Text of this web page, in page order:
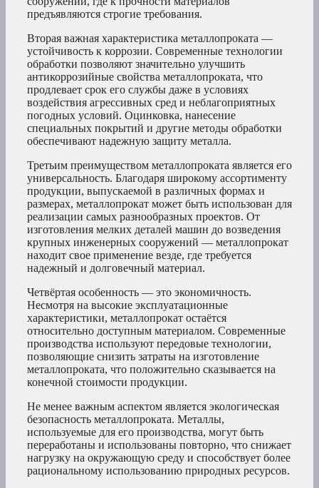
предъявляются строгие требования.
Вторая важная характеристика металлопроката —
устойчивость к коррозии. Современные технологии
обработки позволяют значительно улучшить
антикоррозийные свойства металлопроката, что
продлевает срок его службы даже в условиях
воздействия агрессивных сред и неблагоприятных
погодных условий. Оцинковка, нанесение
специальных покрытий и другие методы обработки
обеспечивают надежную защиту металла.
Третьим преимуществом металлопроката является его
универсальность. Благодаря широкому ассортименту
продукции, выпускаемой в различных формах и
размерах, металлопрокат может быть использован для
реализации самых разнообразных проектов. От
изготовления мелких деталей машин до возведения
крупных инженерных сооружений — металлопрокат
находит свое применение везде, где требуется
надежный и долговечный материал.
Четвёртая особенность — это экономичность.
Несмотря на высокие эксплуатационные
характеристики, металлопрокат остаётся
относительно доступным материалом. Современные
производства используют передовые технологии,
позволяющие снизить затраты на изготовление
металлопроката, что положительно сказывается на
конечной стоимости продукции.
Не менее важным аспектом является экологическая
безопасность металлопроката. Металлы,
используемые для его производства, могут быть
переработаны и использованы повторно, что снижает
нагрузку на окружающую среду и способствует более
рациональному использованию природных ресурсов.